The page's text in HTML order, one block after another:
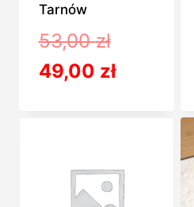
Tarnów
53,00złPierwotna
cena
49,00 złAktualna
49,00 zł.